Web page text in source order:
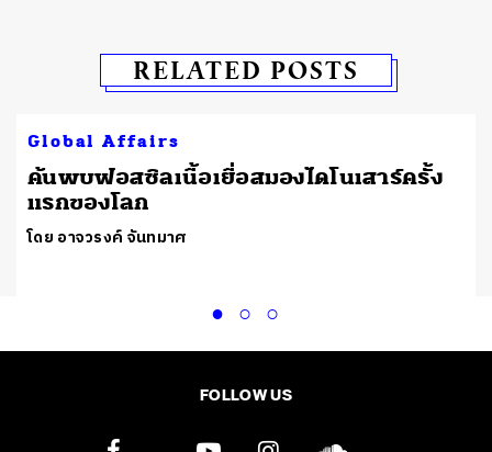
RELATED POSTS
Global Affairs
ค้นพบฟอสซิลเนื้อเยื่อสมองไดโนเสาร์ครั้ง
แรกของโลก
โดย อาจวรงค์ จันทมาศ
FOLLOW US